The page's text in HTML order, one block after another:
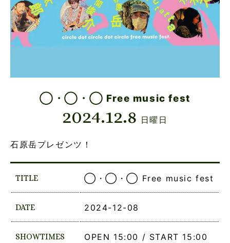
◯・◯・◯ Free music fest
2024.12.8 日曜日
石原岳プレゼンツ！
TITLE ◯・◯・◯ Free music fest
DATE 2024-12-08
SHOWTIMES OPEN 15:00 / START 15:00